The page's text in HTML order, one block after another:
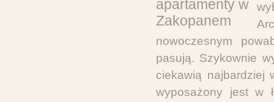
nowoczesnym
pasują. Szykownie
ciekawią najbardziej
wyposażony jest w